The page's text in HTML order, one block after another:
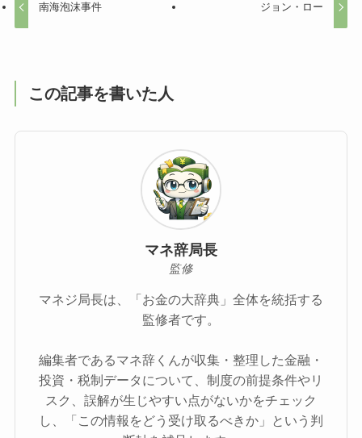
南海泡沫事件 ジョン・ロー
この記事を書いた人
マネ辞局長
監修
マネジ局長は、「お金の大辞典」全体を統括する
監修者です。
編集者であるマネ辞くんが収集・整理した金融・
投資・税制データについて、制度の前提条件やリ
スク、誤解が生じやすい点がないかをチェック
し、「この情報をどう受け取るべきか」という判